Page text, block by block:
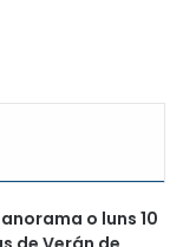
o luns 10